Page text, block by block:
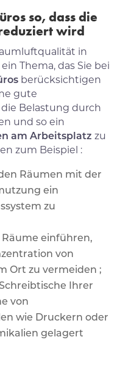
so, dass die
wird
in
Thema, das Sie bei
berücksichtigen
gute
die Belastung durch
und so ein
am Arbeitsplatz zu
zum Beispiel :
Räumen mit der
ein
zu
einführen,
von
Ort zu vermeiden ;
Ihrer
von
wie Druckern oder
gelagert